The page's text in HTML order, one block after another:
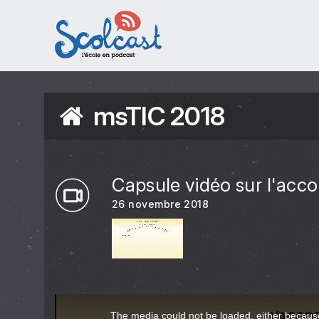
Aller au contenu principal
msTIC 2018
Capsule vidéo sur
26 novembre 2018
The media could not be loaded, either